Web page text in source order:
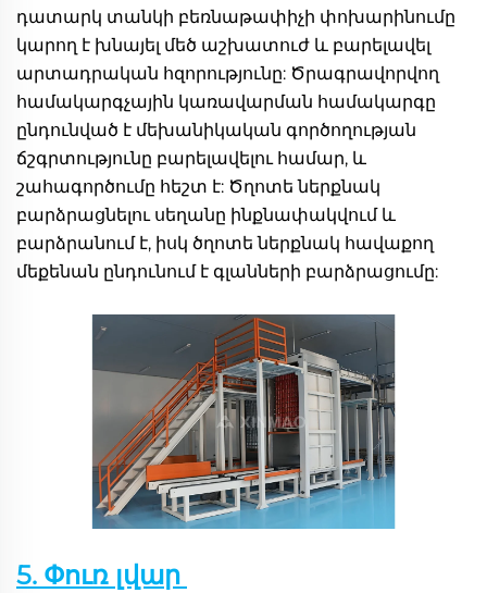
դատարկ տանկի բեռնաթափիչի փոխարինումը
կարող է խնայել մեծ աշխատուժ և բարելավել
արտադրական հզորությունը: Ծրագրավորվող
համակարգչային կառավարման համակարգը
ընդունված է մեխանիկական գործողության
ճշգրտությունը բարելավելու համար, և
շահագործումը հեշտ է: Ծղոտե ներքնակ
բարձրացնելու սեղանը ինքնափակվում և
բարձրանում է, իսկ ծղոտե ներքնակ հավաքող
մեքենան ընդունում է գլանների բարձրացումը:
5. Փուռ լվար